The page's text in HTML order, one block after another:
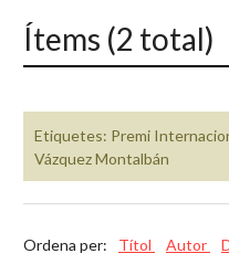
Ítems (2 total)
Etiquetes: Premi
Vázquez Montalbán
Ordena per: Títol Autor